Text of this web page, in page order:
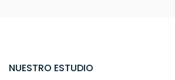
NUESTRO ESTUDIO